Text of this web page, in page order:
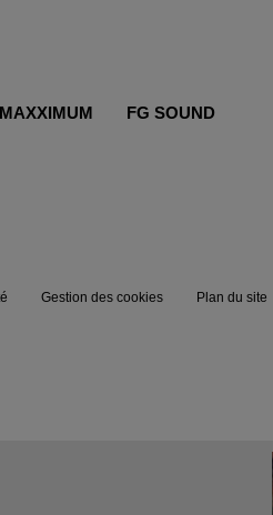
FG SOUND
Gestion des cookies Plan du site